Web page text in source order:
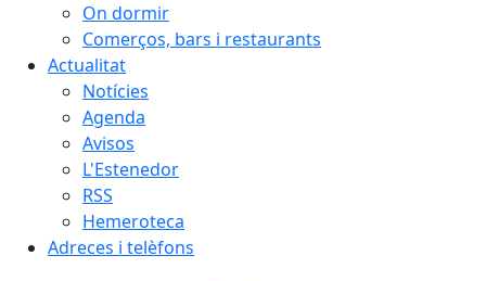
On dormir
Comerços, bars i restaurants
Actualitat
Notícies
Agenda
Avisos
L'Estenedor
RSS
Hemeroteca
Adreces i telèfons